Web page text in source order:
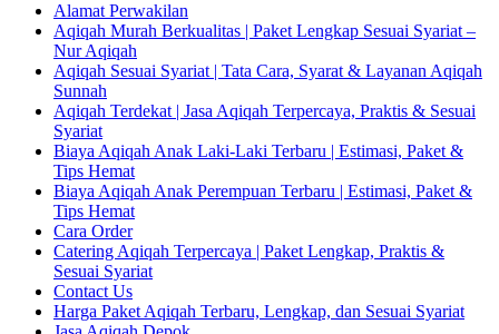
Alamat Perwakilan
Aqiqah Murah Berkualitas | Paket Lengkap Sesuai Syariat –
Nur Aqiqah
Aqiqah Sesuai Syariat | Tata Cara, Syarat & Layanan Aqiqah
Sunnah
Aqiqah Terdekat | Jasa Aqiqah Terpercaya, Praktis & Sesuai
Syariat
Biaya Aqiqah Anak Laki-Laki Terbaru | Estimasi, Paket &
Tips Hemat
Biaya Aqiqah Anak Perempuan Terbaru | Estimasi, Paket &
Tips Hemat
Cara Order
Catering Aqiqah Terpercaya | Paket Lengkap, Praktis &
Sesuai Syariat
Contact Us
Harga Paket Aqiqah Terbaru, Lengkap, dan Sesuai Syariat